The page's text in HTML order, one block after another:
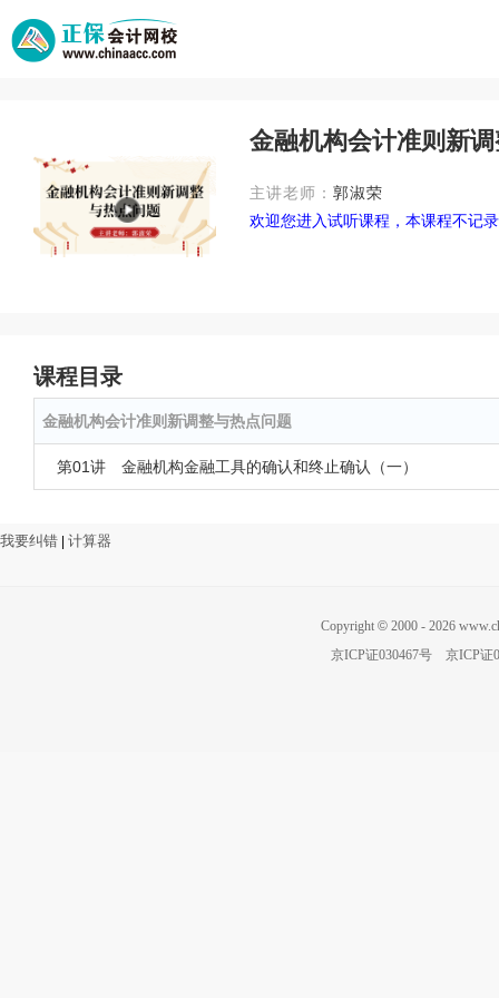
金融机构会计准则新
主讲老师： 郭淑荣
欢迎您进入试听课程，本课程不记
课程目录
金融机构会计准则新调整与热点问题
第01讲 金融机构金融工具的确认和终止确认（一）
我要纠错 计算器
Copyright © 2000 - 2026
京ICP证030467号
京ICP证